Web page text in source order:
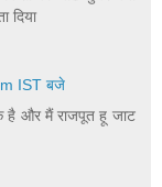
दिया
IST बजे
है और मैं राजपूत हू जाट